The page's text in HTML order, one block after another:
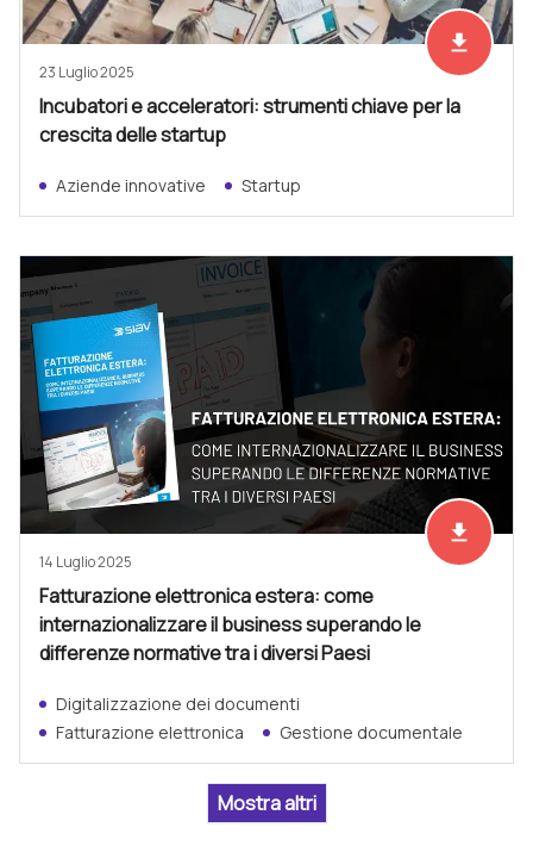
Scarica
file_download
23 Luglio 2025
Incubatori e acceleratori: strumenti chiave per la
crescita delle startup
Aziende innovative Startup
Scarica
file_download
14 Luglio 2025
Fatturazione elettronica estera: come
internazionalizzare il business superando le
differenze normative tra i diversi Paesi
Digitalizzazione dei documenti
Fatturazione elettronica
Gestione documentale